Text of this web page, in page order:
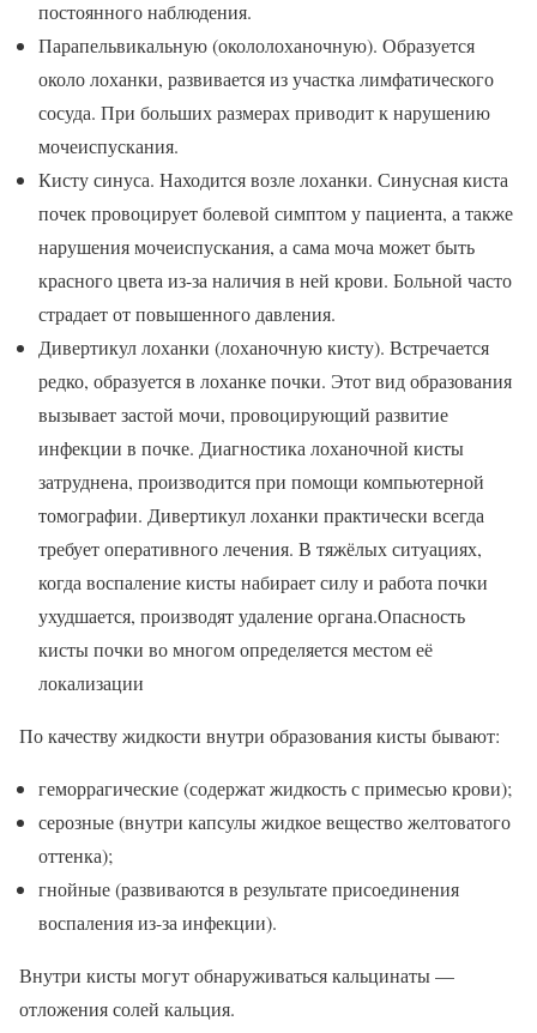
постоянного наблюдения.
Парапельвикальную (окололоханочную). Образуется
около лоханки, развивается из участка лимфатического
сосуда. При больших размерах приводит к нарушению
мочеиспускания.
Кисту синуса. Находится возле лоханки. Синусная киста
почек провоцирует болевой симптом у пациента, а также
нарушения мочеиспускания, а сама моча может быть
красного цвета из-за наличия в ней крови. Больной часто
страдает от повышенного давления.
Дивертикул лоханки (лоханочную кисту). Встречается
редко, образуется в лоханке почки. Этот вид образования
вызывает застой мочи, провоцирующий развитие
инфекции в почке. Диагностика лоханочной кисты
затруднена, производится при помощи компьютерной
томографии. Дивертикул лоханки практически всегда
требует оперативного лечения. В тяжёлых ситуациях,
когда воспаление кисты набирает силу и работа почки
ухудшается, производят удаление органа.Опасность
кисты почки во многом определяется местом её
локализации
По качеству жидкости внутри образования кисты бывают:
геморрагические (содержат жидкость с примесью крови);
серозные (внутри капсулы жидкое вещество желтоватого
оттенка);
гнойные (развиваются в результате присоединения
воспаления из-за инфекции).
Внутри кисты могут обнаруживаться кальцинаты —
отложения солей кальция.